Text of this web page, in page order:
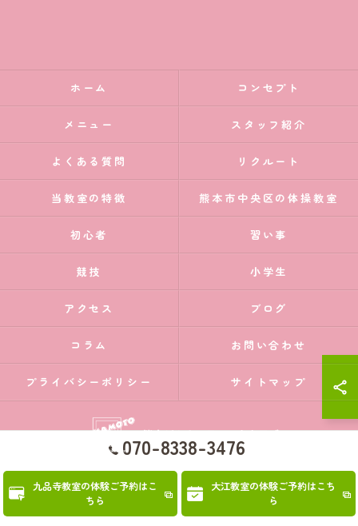
070-8338-3476
九品寺教室の体験ご予約はこ
ちら
大江教室の体験ご予約はこち
ら
ホーム コンセプト
メニュー スタッフ紹介
よくある質問 リクルート
当教室の特徴 熊本市中央区の体操教室
初心者 習い事
競技 小学生
アクセス ブログ
コラム お問い合わせ
プライバシーポリシー サイトマップ
© 2026 熊本県熊本市の体操教室なら熊本ジムナスティッククラブ ALL RIGHTS